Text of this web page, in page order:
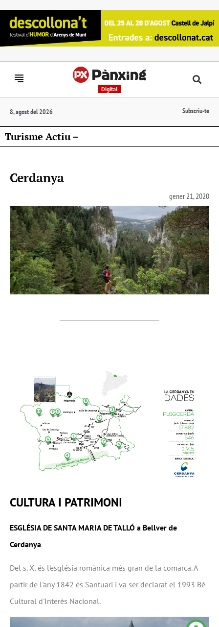
Digital
8, agost del 2026 Subscriu-te
Turisme Actiu –
Cerdanya
gener 21, 2020
CULTURA I PATRIMONI
ESGLÉSIA DE SANTA MARIA DE TALLÓ a Bellver de
Cerdanya
Del s. X, és l’església romànica més gran de la comarca. A
partir de l'any 1842 és Santuari i va ser declarat el 1993 Bé
Cultural d'Interès Nacional.